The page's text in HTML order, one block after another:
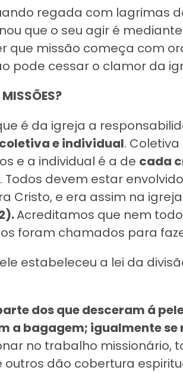
regada com lagrimas
que o seu agir é
que missão começa com
pode cessar o clamor da
é da igreja a
coletiva e individual. Coletiva
e a individual é a de cada
devem estar
Cristo, e era assim na
Acreditamos que nem
foram chamados para
estabeleceu a lei da
dos que desceram á
a bagagem; igualmente se
no trabalho missionário,
dão cobertura